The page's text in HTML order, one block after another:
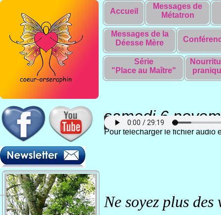
Accueil
Messages de
Métatron
Messages de la
Déesse Mère
Série
"Place au Maître"
samedi 6
Pour télécharger le fichier audio
Ne soyez plus des